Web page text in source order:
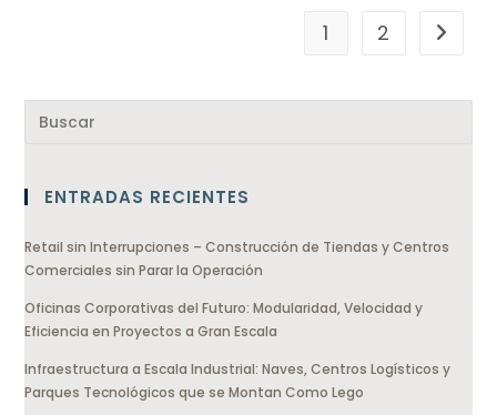
1 2
ENTRADAS RECIENTES
Retail sin Interrupciones – Construcción de Tiendas y Centros
Comerciales sin Parar la Operación
Oficinas Corporativas del Futuro: Modularidad, Velocidad y
Eficiencia en Proyectos a Gran Escala
Infraestructura a Escala Industrial: Naves, Centros Logísticos y
Parques Tecnológicos que se Montan Como Lego